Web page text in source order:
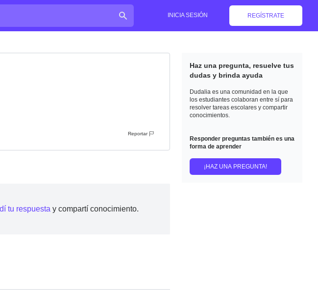
INICIA SESIÓN REGÍSTRATE
Reportar
tu respuesta y compartí conocimiento.
Haz una pregunta, resuelve tus
dudas y brinda ayuda
Dudalia es una comunidad en la que
los estudiantes colaboran entre sí para
resolver tareas escolares y compartir
conocimientos.
Responder preguntas también es una
forma de aprender
¡HAZ UNA PREGUNTA!